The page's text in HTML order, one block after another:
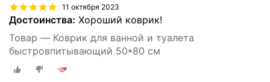
11 октября 2023
Достоинства: Хороший коврик!
Товар — Коврик для ванной и туалета
быстровпитывающий 50*80 см